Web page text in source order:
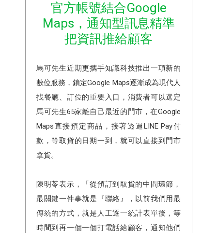
官方帳號結合Google
Maps，通知型訊息精準
把資訊推給顧客
馬可先生近期更攜手知識科技推出一項新的
數位服務，鎖定Google Maps逐漸成為現代人
找餐廳、訂位的重要入口，消費者可以選定
馬可先生65家離自己最近的門市，在Google
Maps直接預定商品，接著透過LINE Pay付
款，等取貨的日期一到，就可以直接到門市
拿貨。
陳明苓表示，「從預訂到取貨的中間環節，
最關鍵一件事就是『聯絡』，以前我們用最
傳統的方式，就是人工逐一統計表單後，等
時間到再一個一個打電話給顧客，通知他們